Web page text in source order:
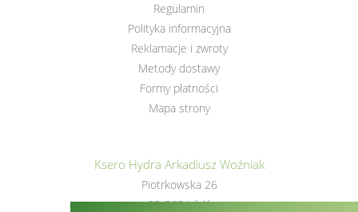
Regulamin
Polityka informacyjna
Reklamacje i zwroty
Metody dostawy
Formy płatności
Mapa strony
Ksero Hydra Arkadiusz Woźniak
Piotrkowska 26
90-269 Łódź